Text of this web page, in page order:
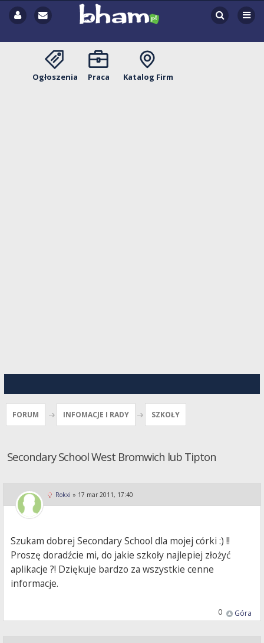
Ogłoszenia Praca Katalog Firm
FORUM INFOMACJE I RADY SZKOŁY
Secondary School West Bromwich lub Tipton
Rokxi » 17 mar 2011, 17:40
Szukam dobrej Secondary School dla mojej córki :) !!
Proszę doradźcie mi, do jakie szkoły najlepiej złożyć
aplikacje ?! Dziękuje bardzo za wszystkie cenne
informacje.
Góra
0